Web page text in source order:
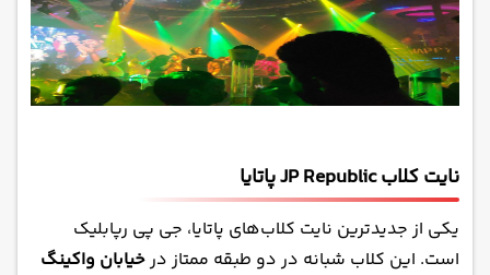
نایت کلاب JP Republic پاتایا
یکی از جدیدترین نایت کلاب‌های پاتایا، جی پی رپابلیک
است. این کلاب شبانه در دو طبقه ممتاز درخیابان واکینگ